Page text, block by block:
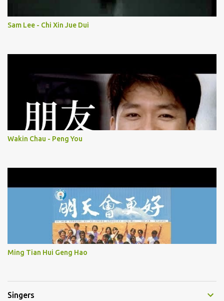
Sam Lee - Chi Xin Jue Dui
Wakin Chau - Peng You
Ming Tian Hui Geng Hao
Singers